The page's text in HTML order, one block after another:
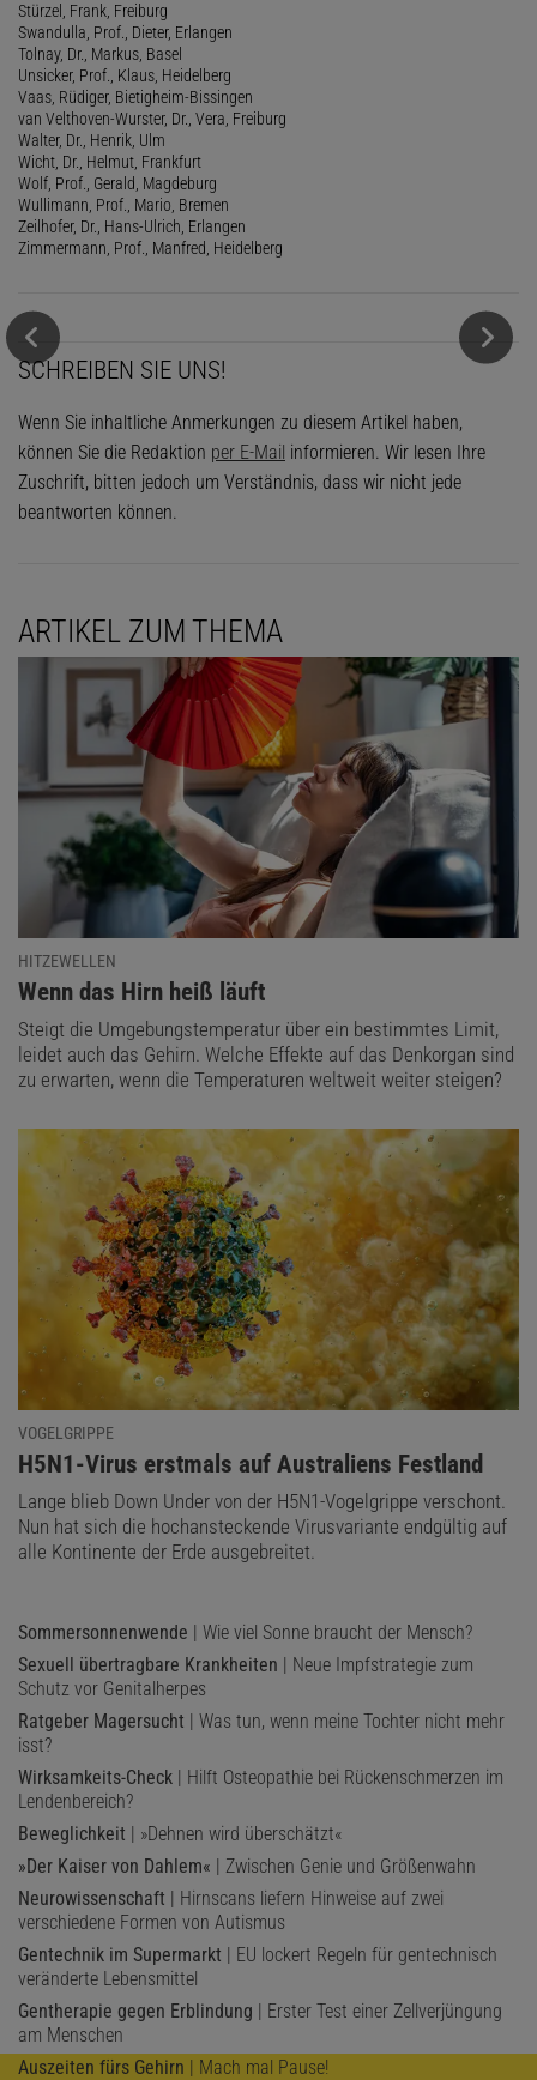
Stürzel, Frank, Freiburg
Swandulla, Prof., Dieter, Erlangen
Tolnay, Dr., Markus, Basel
Unsicker, Prof., Klaus, Heidelberg
Vaas, Rüdiger, Bietigheim-Bissingen
van Velthoven-Wurster, Dr., Vera, Freiburg
Walter, Dr., Henrik, Ulm
Wicht, Dr., Helmut, Frankfurt
Wolf, Prof., Gerald, Magdeburg
Wullimann, Prof., Mario, Bremen
Zeilhofer, Dr., Hans-Ulrich, Erlangen
Zimmermann, Prof., Manfred, Heidelberg
SCHREIBEN SIE UNS!
Wenn Sie inhaltliche Anmerkungen zu diesem Artikel haben,
können Sie die Redaktion per E-Mail informieren. Wir lesen Ihre
Zuschrift, bitten jedoch um Verständnis, dass wir nicht jede
beantworten können.
ARTIKEL ZUM THEMA
HITZEWELLEN
:
Wenn das Hirn heiß läuft
Steigt die Umgebungstemperatur über ein bestimmtes Limit,
leidet auch das Gehirn. Welche Effekte auf das Denkorgan sind
zu erwarten, wenn die Temperaturen weltweit weiter steigen?
VOGELGRIPPE
:
H5N1-Virus erstmals auf Australiens Festland
Lange blieb Down Under von der H5N1-Vogelgrippe verschont.
Nun hat sich die hochansteckende Virusvariante endgültig auf
alle Kontinente der Erde ausgebreitet.
Sommersonnenwende | Wie viel Sonne braucht der Mensch?
Sexuell übertragbare Krankheiten | Neue Impfstrategie zum
Schutz vor Genitalherpes
Ratgeber Magersucht | Was tun, wenn meine Tochter nicht mehr
isst?
Wirksamkeits-Check | Hilft Osteopathie bei Rückenschmerzen im
Lendenbereich?
Beweglichkeit | »Dehnen wird überschätzt«
»Der Kaiser von Dahlem« | Zwischen Genie und Größenwahn
Neurowissenschaft | Hirnscans liefern Hinweise auf zwei
verschiedene Formen von Autismus
Gentechnik im Supermarkt | EU lockert Regeln für gentechnisch
veränderte Lebensmittel
Gentherapie gegen Erblindung | Erster Test einer Zellverjüngung
am Menschen
Auszeiten fürs Gehirn | Mach mal Pause!